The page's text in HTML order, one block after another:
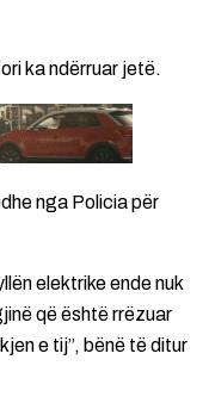
ka ndërruar jetë.
nga Policia për
elektrike ende nuk
që është rrëzuar
e tij”, bënë të ditur